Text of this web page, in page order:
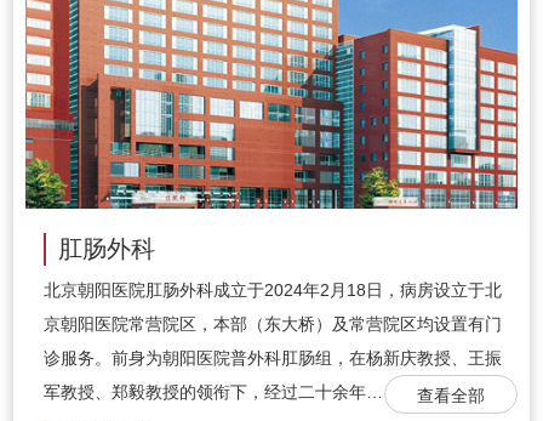
肛肠外科
北京朝阳医院肛肠外科成立于2024年2月18日，病房设立于北
京朝阳医院常营院区，本部（东大桥）及常营院区均设置有门
诊服务。前身为朝阳医院普外科肛肠组，在杨新庆教授、王振
军教授、郑毅教授的领衔下，经过二十余年…
查看全部